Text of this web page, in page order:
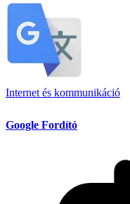
Internet és kommunikáció
Google Fordító